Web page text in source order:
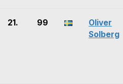
21. 99
Oliver
Solberg